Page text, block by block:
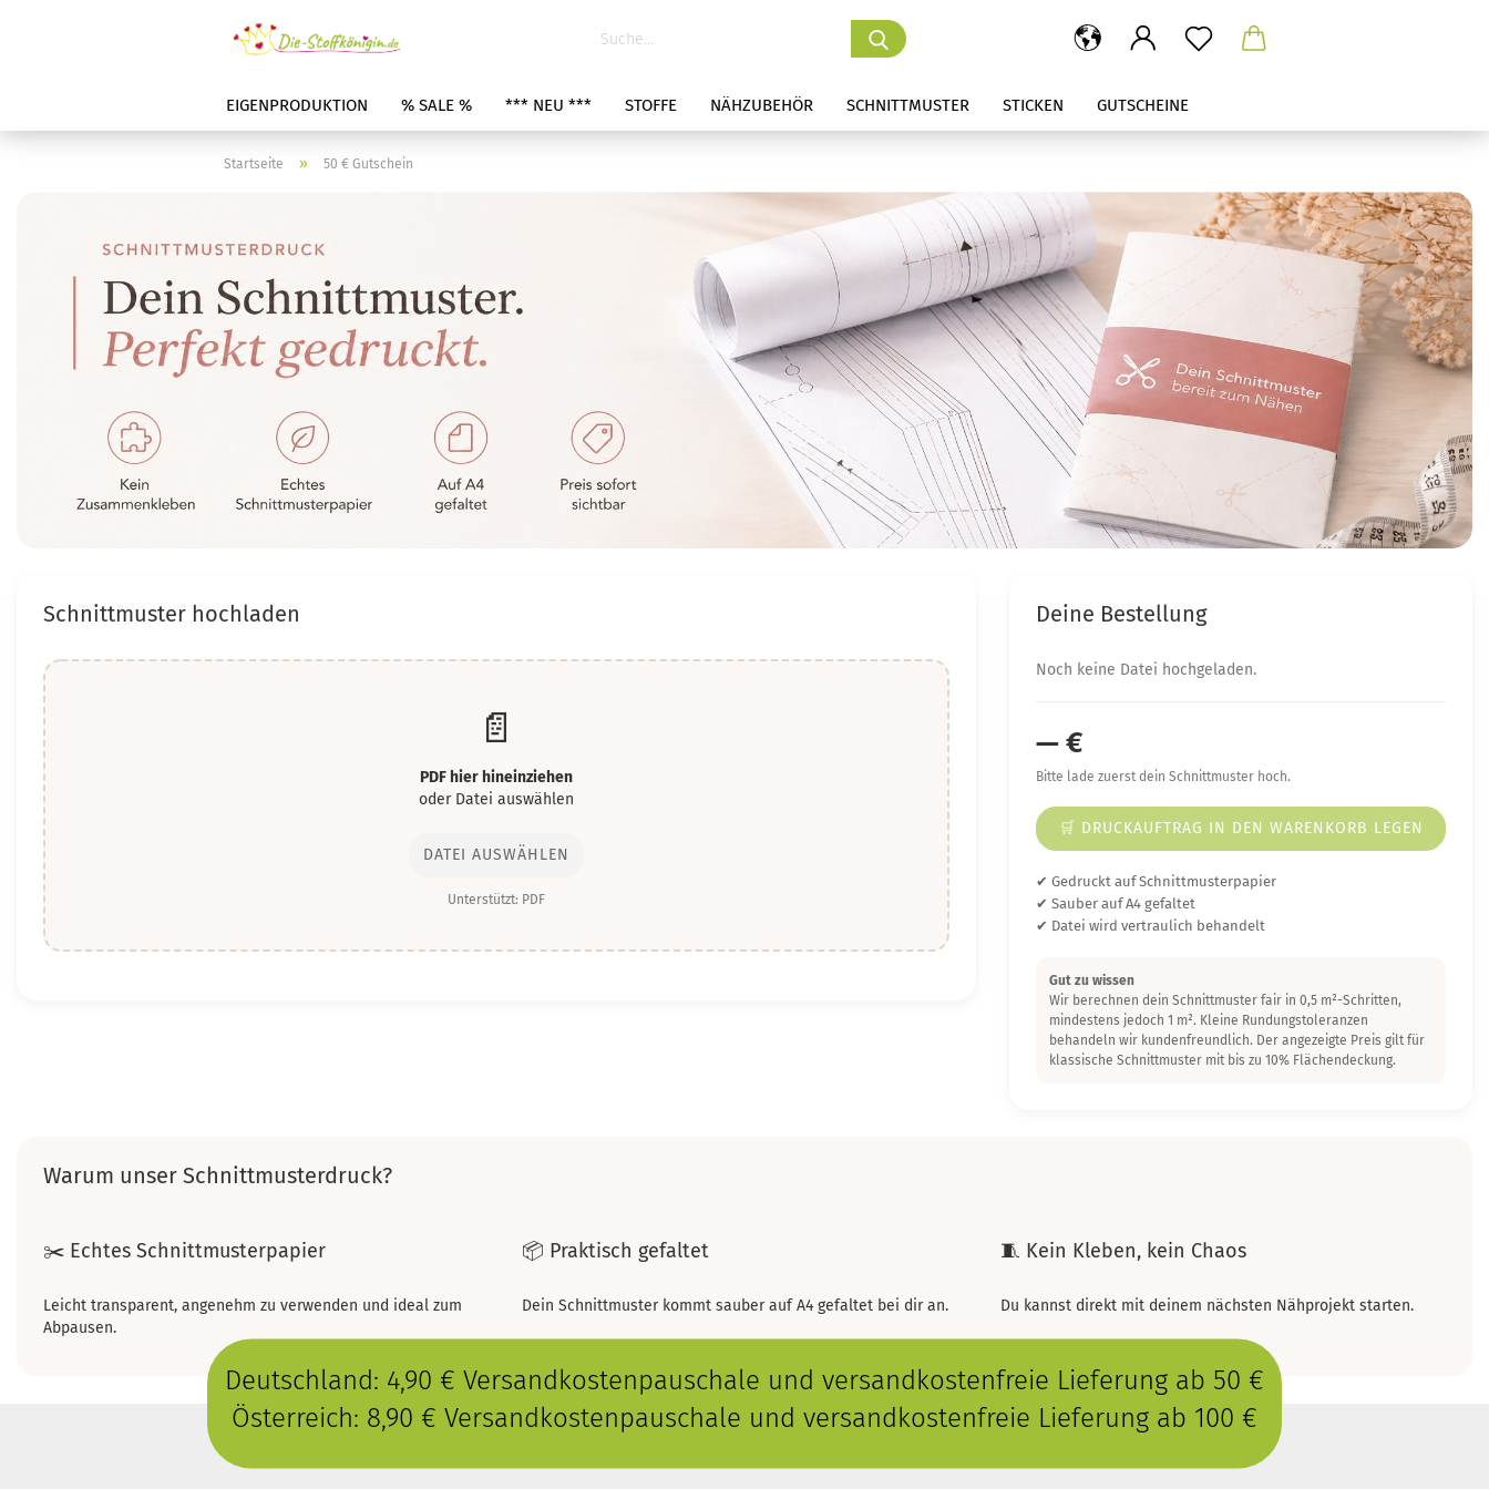
EIGENPRODUKTION % SALE % *** NEU *** STOFFE NÄHZUBEHÖR SCHNITTMUSTER STICKEN GUTSCHEINE
Startseite » 50 € Gutschein
Schnittmuster hochladen
📄
PDF hier hineinziehen
oder Datei auswählen
DATEI AUSWÄHLEN
Unterstützt: PDF
Deine Bestellung
Noch keine Datei hochgeladen.
— €
Bitte lade zuerst dein Schnittmuster hoch.
🛒 DRUCKAUFTRAG IN DEN WARENKORB LEGEN
✔ Gedruckt auf Schnittmusterpapier
✔ Sauber auf A4 gefaltet
✔ Datei wird vertraulich behandelt
Gut zu wissen
Wir berechnen dein Schnittmuster fair in 0,5 m²-Schritten,
mindestens jedoch 1 m². Kleine Rundungstoleranzen
behandeln wir kundenfreundlich. Der angezeigte Preis gilt für
klassische Schnittmuster mit bis zu 10% Flächendeckung.
Warum unser Schnittmusterdruck?
✂️ Echtes Schnittmusterpapier
Leicht transparent, angenehm zu verwenden und ideal zum
Abpausen.
📦 Praktisch gefaltet
Dein Schnittmuster kommt sauber auf A4 gefaltet bei dir an.
🧵 Kein Kleben, kein Chaos
Du kannst direkt mit deinem nächsten Nähprojekt starten.
Deutschland: 4,90 € Versandkostenpauschale und versandkostenfreie Lieferung ab 50 €
Österreich: 8,90 € Versandkostenpauschale und versandkostenfreie Lieferung ab 100 €